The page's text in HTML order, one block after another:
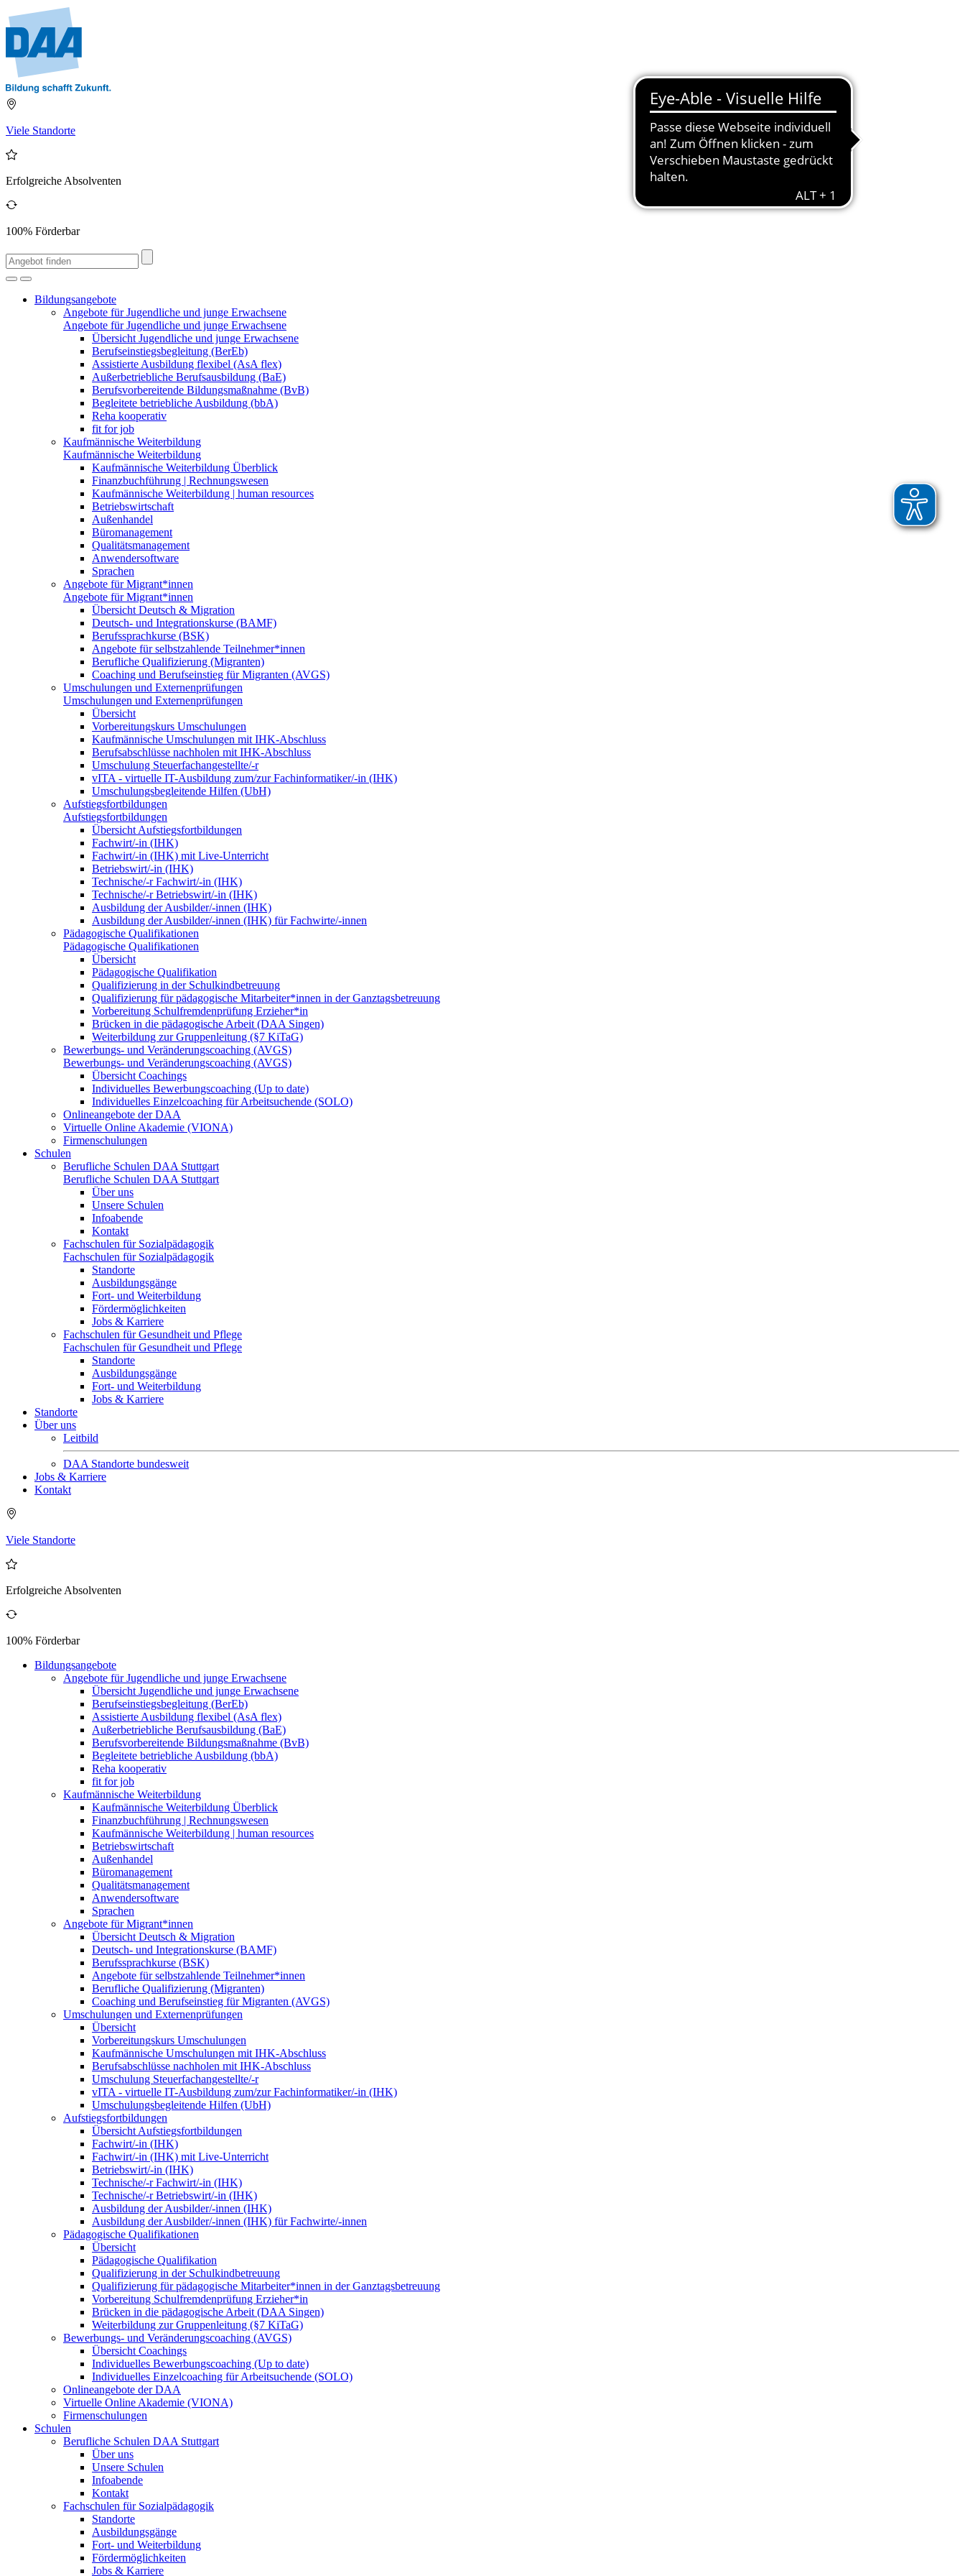
Viele Standorte
Erfolgreiche Absolventen
100% Förderbar
Bildungsangebote
Angebote für Jugendliche und junge Erwachsene
Angebote für Jugendliche und junge Erwachsene
Übersicht Jugendliche und junge Erwachsene
Berufseinstiegsbegleitung (BerEb)
Assistierte Ausbildung flexibel (AsA flex)
Außerbetriebliche Berufsausbildung (BaE)
Berufsvorbereitende Bildungsmaßnahme (BvB)
Begleitete betriebliche Ausbildung (bbA)
Reha kooperativ
fit for job
Kaufmännische Weiterbildung
Kaufmännische Weiterbildung
Kaufmännische Weiterbildung Überblick
Finanzbuchführung | Rechnungswesen
Kaufmännische Weiterbildung | human resources
Betriebswirtschaft
Außenhandel
Büromanagement
Qualitätsmanagement
Anwendersoftware
Sprachen
Angebote für Migrant*innen
Angebote für Migrant*innen
Übersicht Deutsch & Migration
Deutsch- und Integrationskurse (BAMF)
Berufssprachkurse (BSK)
Angebote für selbstzahlende Teilnehmer*innen
Berufliche Qualifizierung (Migranten)
Coaching und Berufseinstieg für Migranten (AVGS)
Umschulungen und Externenprüfungen
Umschulungen und Externenprüfungen
Übersicht
Vorbereitungskurs Umschulungen
Kaufmännische Umschulungen mit IHK-Abschluss
Berufsabschlüsse nachholen mit IHK-Abschluss
Umschulung Steuerfachangestellte/-r
vITA - virtuelle IT-Ausbildung zum/zur Fachinformatiker/-in (IHK)
Umschulungsbegleitende Hilfen (UbH)
Aufstiegsfortbildungen
Aufstiegsfortbildungen
Übersicht Aufstiegsfortbildungen
Fachwirt/-in (IHK)
Fachwirt/-in (IHK) mit Live-Unterricht
Betriebswirt/-in (IHK)
Technische/-r Fachwirt/-in (IHK)
Technische/-r Betriebswirt/-in (IHK)
Ausbildung der Ausbilder/-innen (IHK)
Ausbildung der Ausbilder/-innen (IHK) für Fachwirte/-innen
Pädagogische Qualifikationen
Pädagogische Qualifikationen
Übersicht
Pädagogische Qualifikation
Qualifizierung in der Schulkindbetreuung
Qualifizierung für pädagogische Mitarbeiter*innen in der Ganztagsbetreuung
Vorbereitung Schulfremdenprüfung Erzieher*in
Brücken in die pädagogische Arbeit (DAA Singen)
Weiterbildung zur Gruppenleitung (§7 KiTaG)
Bewerbungs- und Veränderungscoaching (AVGS)
Bewerbungs- und Veränderungscoaching (AVGS)
Übersicht Coachings
Individuelles Bewerbungscoaching (Up to date)
Individuelles Einzelcoaching für Arbeitsuchende (SOLO)
Onlineangebote der DAA
Virtuelle Online Akademie (VIONA)
Firmenschulungen
Schulen
Berufliche Schulen DAA Stuttgart
Berufliche Schulen DAA Stuttgart
Über uns
Unsere Schulen
Infoabende
Kontakt
Fachschulen für Sozialpädagogik
Fachschulen für Sozialpädagogik
Standorte
Ausbildungsgänge
Fort- und Weiterbildung
Fördermöglichkeiten
Jobs & Karriere
Fachschulen für Gesundheit und Pflege
Fachschulen für Gesundheit und Pflege
Standorte
Ausbildungsgänge
Fort- und Weiterbildung
Jobs & Karriere
Standorte
Über uns
Leitbild
DAA Standorte bundesweit
Jobs & Karriere
Kontakt
Viele Standorte
Erfolgreiche Absolventen
100% Förderbar
Bildungsangebote
Angebote für Jugendliche und junge Erwachsene
Übersicht Jugendliche und junge Erwachsene
Berufseinstiegsbegleitung (BerEb)
Assistierte Ausbildung flexibel (AsA flex)
Außerbetriebliche Berufsausbildung (BaE)
Berufsvorbereitende Bildungsmaßnahme (BvB)
Begleitete betriebliche Ausbildung (bbA)
Reha kooperativ
fit for job
Kaufmännische Weiterbildung
Kaufmännische Weiterbildung Überblick
Finanzbuchführung | Rechnungswesen
Kaufmännische Weiterbildung | human resources
Betriebswirtschaft
Außenhandel
Büromanagement
Qualitätsmanagement
Anwendersoftware
Sprachen
Angebote für Migrant*innen
Übersicht Deutsch & Migration
Deutsch- und Integrationskurse (BAMF)
Berufssprachkurse (BSK)
Angebote für selbstzahlende Teilnehmer*innen
Berufliche Qualifizierung (Migranten)
Coaching und Berufseinstieg für Migranten (AVGS)
Umschulungen und Externenprüfungen
Übersicht
Vorbereitungskurs Umschulungen
Kaufmännische Umschulungen mit IHK-Abschluss
Berufsabschlüsse nachholen mit IHK-Abschluss
Umschulung Steuerfachangestellte/-r
vITA - virtuelle IT-Ausbildung zum/zur Fachinformatiker/-in (IHK)
Umschulungsbegleitende Hilfen (UbH)
Aufstiegsfortbildungen
Übersicht Aufstiegsfortbildungen
Fachwirt/-in (IHK)
Fachwirt/-in (IHK) mit Live-Unterricht
Betriebswirt/-in (IHK)
Technische/-r Fachwirt/-in (IHK)
Technische/-r Betriebswirt/-in (IHK)
Ausbildung der Ausbilder/-innen (IHK)
Ausbildung der Ausbilder/-innen (IHK) für Fachwirte/-innen
Pädagogische Qualifikationen
Übersicht
Pädagogische Qualifikation
Qualifizierung in der Schulkindbetreuung
Qualifizierung für pädagogische Mitarbeiter*innen in der Ganztagsbetreuung
Vorbereitung Schulfremdenprüfung Erzieher*in
Brücken in die pädagogische Arbeit (DAA Singen)
Weiterbildung zur Gruppenleitung (§7 KiTaG)
Bewerbungs- und Veränderungscoaching (AVGS)
Übersicht Coachings
Individuelles Bewerbungscoaching (Up to date)
Individuelles Einzelcoaching für Arbeitsuchende (SOLO)
Onlineangebote der DAA
Virtuelle Online Akademie (VIONA)
Firmenschulungen
Schulen
Berufliche Schulen DAA Stuttgart
Über uns
Unsere Schulen
Infoabende
Kontakt
Fachschulen für Sozialpädagogik
Standorte
Ausbildungsgänge
Fort- und Weiterbildung
Fördermöglichkeiten
Jobs & Karriere